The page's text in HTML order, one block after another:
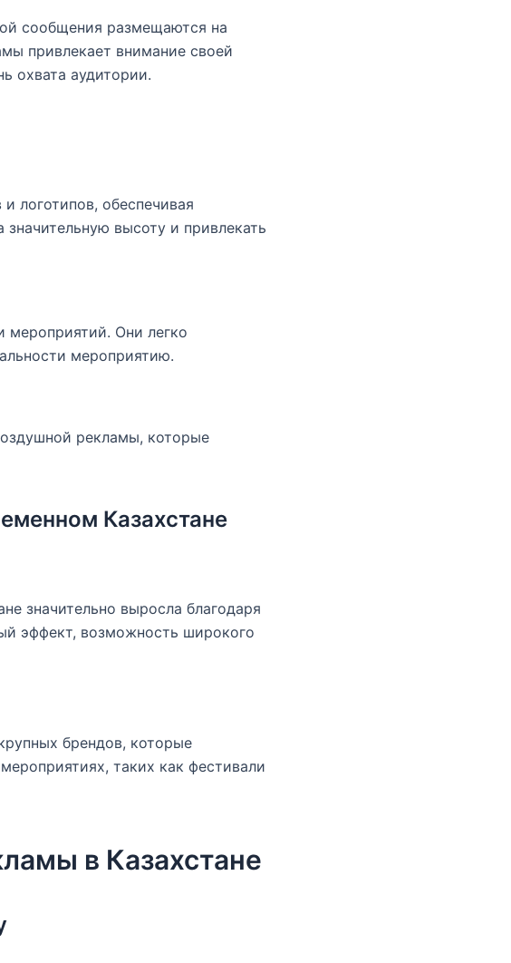
сообщения размещаются на
привлекает внимание своей
охвата аудитории.
логотипов, обеспечивая
высоту и привлекать
Они легко
мероприятию.
рекламы, которые
Казахстане
значительно выросла благодаря
эффект, возможность широкого
брендов, которые
таких как фестивали
в Казахстане